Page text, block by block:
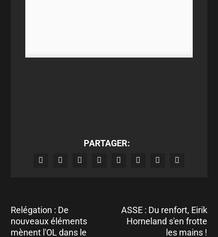
PARTAGER:
Relégation : De
nouveaux éléments
mènent l'OL dans le
ASSE : Du renfort, Eirik
Horneland s'en frotte
les mains !